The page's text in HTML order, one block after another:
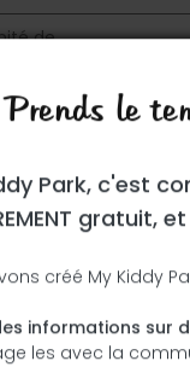
n'a pas encore
Prends le
Park, c'est
gratuit,
créé My Kiddy
informations sur
les avec la